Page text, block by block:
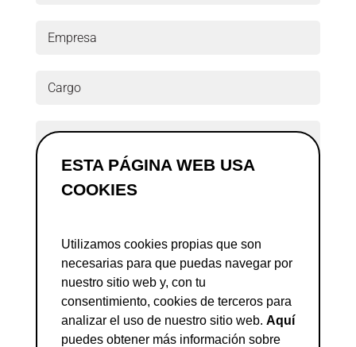
ESTA PÁGINA WEB USA
COOKIES
Utilizamos cookies propias que son
necesarias para que puedas navegar por
nuestro sitio web y, con tu
consentimiento, cookies de terceros para
analizar el uso de nuestro sitio web. Aquí
puedes obtener más información sobre
Acepto la política de privacidad
11 + 9= Descargar
Te informamos de que los datos facilitados serán tratados para prestarte el servicio
solicitado, la asistencia a un evento o la descarga de un documento, así como para